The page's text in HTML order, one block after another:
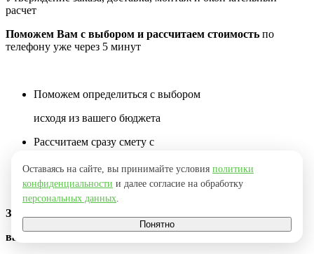
расчет
Поможем Вам с выбором и рассчитаем стоимость по
телефону уже через 5 минут
Поможем определиться с выбором
исходя из вашего бюджета
Рассчитаем сразу смету с
материалами и работами
Расскажем на чем можно сэкономить
Заполните форму ниже и мы перезвоним
вам через 2 минуты
Оставаясь на сайте, вы принимайте условия политики
конфиденциальности и далее согласие на обработку
персональных данных.
Понятно